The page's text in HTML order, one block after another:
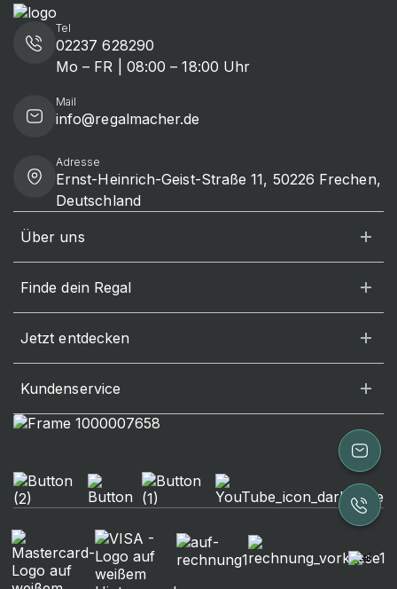
Tel
02237 628290
Mo – FR | 08:00 – 18:00 Uhr
Mail
info@regalmacher.de
Adresse
Ernst-Heinrich-Geist-Straße 11, 50226 Frechen,
Deutschland
Über uns
Finde dein Regal
Jetzt entdecken
Kundenservice